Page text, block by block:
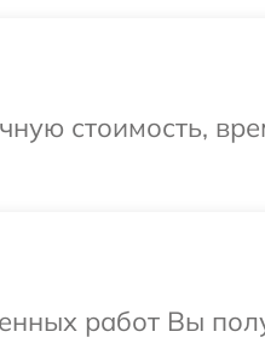
стоимость,
работ Вы